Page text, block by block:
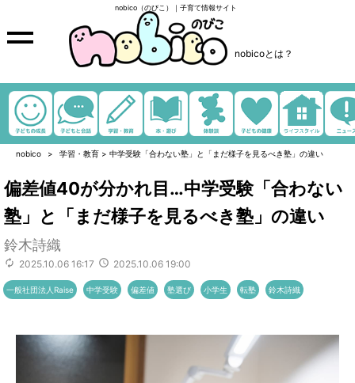
nobico（のびこ）｜子育て情報サイト
nobicoとは？
nobico 学習・教育 > 中学受験「合わない塾」と「まだ様子を見るべき塾」の違い
偏差値40が分かれ目…中学受験「合わない
塾」と「まだ様子を見るべき塾」の違い
鈴木詩織
2025.10.06 16:17 2025.10.06 19:00
一般社団法人Raise 中学受験 偏差値 塾選び 小学生 転塾 鈴木詩織